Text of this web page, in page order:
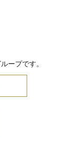
ープです。